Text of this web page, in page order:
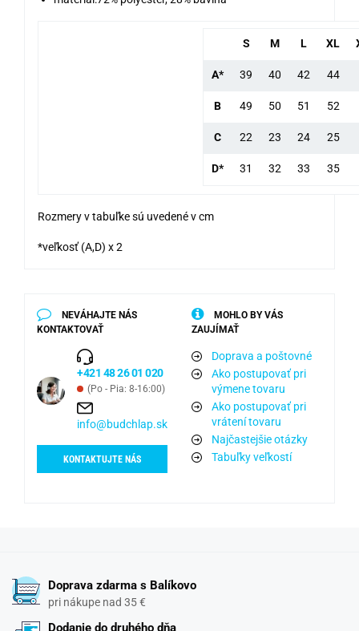
S M L XL
A* 39 40 42 44
B 49 50 51 52
C 22 23 24 25
D* 31 32 33 35
Rozmery v tabuľke sú uvedené v cm
*veľkosť (A,D) x 2
NEVÁHAJTE NÁS
KONTAKTOVAŤ
+421 48 26 01 020
(Po - Pia: 8-16:00)
info@budchlap.sk
KONTAKTUJTE NÁS
MOHLO BY VÁS
ZAUJÍMAŤ
Doprava a poštovné
Ako postupovať pri
výmene tovaru
Ako postupovať pri
vrátení tovaru
Najčastejšie otázky
Tabuľky veľkostí
Doprava zdarma s Balíkovo
pri nákupe nad 35 €
Dodanie do druhého dňa